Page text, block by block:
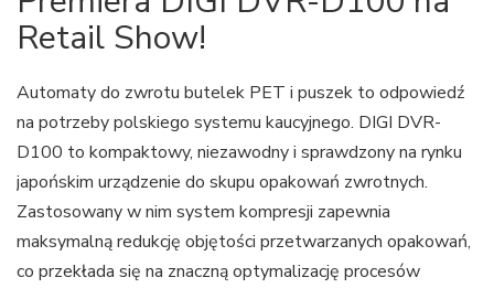
Retail Show!
Automaty do zwrotu butelek PET i puszek to odpowiedź
na potrzeby polskiego systemu kaucyjnego. DIGI DVR-
D100 to kompaktowy, niezawodny i sprawdzony na rynku
japońskim urządzenie do skupu opakowań zwrotnych.
Zastosowany w nim system kompresji zapewnia
maksymalną redukcję objętości przetwarzanych opakowań,
co przekłada się na znaczną optymalizację procesów